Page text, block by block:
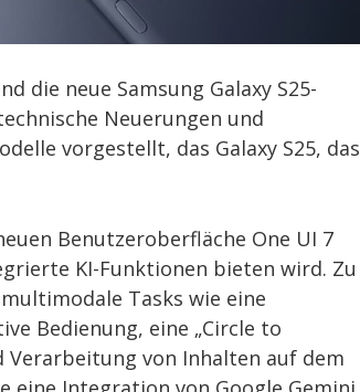
die neue Samsung Galaxy S25-
Neuerungen und
vorgestellt, das Galaxy S25, das
Benutzeroberfläche One UI 7
KI-Funktionen bieten wird. Zu
Tasks wie eine
Bedienung, eine „Circle to
Verarbeitung von Inhalten auf dem